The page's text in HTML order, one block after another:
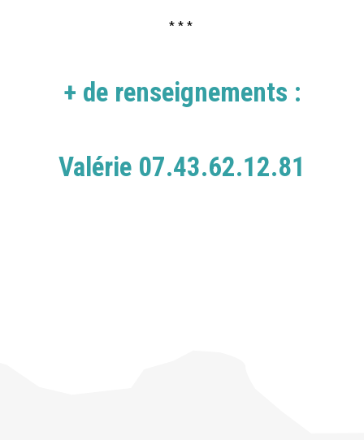
* * *
+ de renseignements :
Valérie 07.43.62.12.81